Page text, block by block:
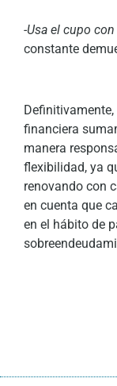
-Usa el cupo
constante
financiera
manera
flexibilidad, ya
renovando con
en cuenta que
en el hábito de